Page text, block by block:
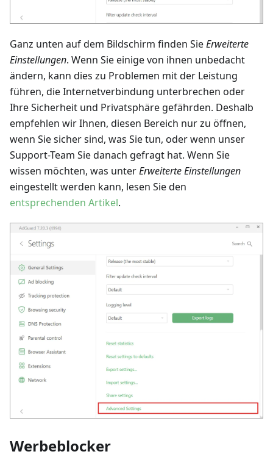
Ganz unten auf dem Bildschirm finden SieErweiterte
Einstellungen. Wenn Sie einige von ihnen unbedacht
ändern, kann dies zu Problemen mit der Leistung
führen, die Internetverbindung unterbrechen oder
Ihre Sicherheit und Privatsphäre gefährden. Deshalb
empfehlen wir Ihnen, diesen Bereich nur zu öffnen,
wenn Sie sicher sind, was Sie tun, oder wenn unser
Support-Team Sie danach gefragt hat. Wenn Sie
wissen möchten, was unterErweiterte Einstellungen
eingestellt werden kann, lesen Sie den
entsprechenden Artikel.
Werbeblocker